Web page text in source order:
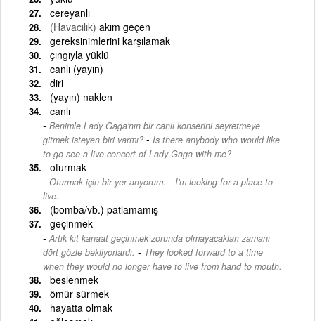
cereyanlı
(Havacılık) akım geçen
gereksinimlerini karşılamak
çıngıyla yüklü
canlı (yayın)
diri
(yayın) naklen
canlı
Benimle Lady Gaga'nın bir canlı konserini seyretmeye
gitmek isteyen biri varmı? - Is there anybody who would like
to go see a live concert of Lady Gaga with me?
oturmak
Oturmak için bir yer arıyorum. - I'm looking for a place to
live.
(bomba/vb.) patlamamış
geçinmek
Artık kıt kanaat geçinmek zorunda olmayacakları zamanı
dört gözle bekliyorlardı. - They looked forward to a time
when they would no longer have to live from hand to mouth.
beslenmek
ömür sürmek
hayatta olmak